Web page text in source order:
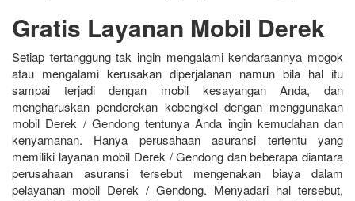
Gratis Layanan Mobil Derek
Setiap tertanggung tak ingin mengalami kendaraannya mogok
atau mengalami kerusakan diperjalanan namun bila hal itu
sampai terjadi dengan mobil kesayangan Anda, dan
mengharuskan penderekan kebengkel dengan menggunakan
mobil Derek / Gendong tentunya Anda ingin kemudahan dan
kenyamanan. Hanya perusahaan asuransi tertentu yang
memiliki layanan mobil Derek / Gendong dan beberapa diantara
perusahaan asuransi tersebut mengenakan biaya dalam
pelayanan mobil Derek / Gendong. Menyadari hal tersebut,